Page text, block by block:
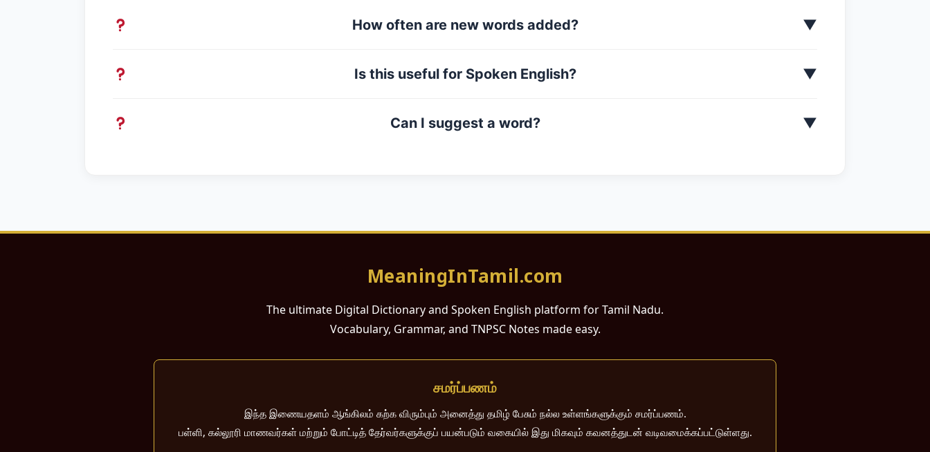
How often are new words added? ▼
Is this useful for Spoken English? ▼
Can I suggest a word? ▼
MeaningInTamil.com
The ultimate Digital Dictionary and Spoken English platform for Tamil Nadu.
Vocabulary, Grammar, and TNPSC Notes made easy.
சமர்ப்பணம்
இந்த இணையதளம் ஆங்கிலம் கற்க விரும்பும் அனைத்து தமிழ் பேசும் நல்ல உள்ளங்களுக்கும் சமர்ப்பணம்.
பள்ளி, கல்லூரி மாணவர்கள் மற்றும் போட்டித் தேர்வர்களுக்குப் பயன்படும் வகையில் இது மிகவும் கவனத்துடன் வடிவமைக்கப்பட்டுள்ளது.